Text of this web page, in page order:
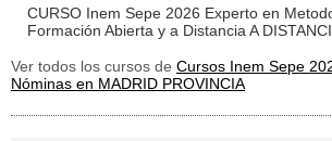
CURSO Inem Sepe 2026 Experto en
Formación Abierta y a Distancia A
Ver todos los cursos de Cursos Inem Sepe
Nóminas en MADRID PROVINCIA